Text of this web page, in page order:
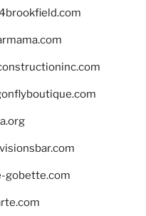
gobette.com